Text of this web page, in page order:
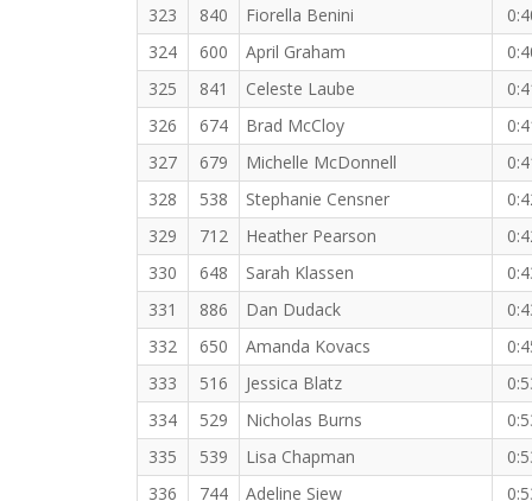
323
840 Fiorella Benini
324
600 April Graham
325
841 Celeste Laube
326
674 Brad McCloy
327
679 Michelle McDonnell
328
538 Stephanie Censner
329
712 Heather Pearson
330
648 Sarah Klassen
331
886 Dan Dudack
332
650 Amanda Kovacs
333
516 Jessica Blatz
334
529 Nicholas Burns
335
539 Lisa Chapman
336
744 Adeline Siew